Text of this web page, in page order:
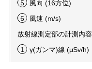
⾵向 (16⽅位)
⾵速 (m/s)
放射線測定部の計測内容
γ(ガンマ)線 (μSv/h)